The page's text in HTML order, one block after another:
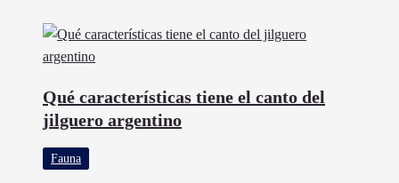
Qué características tiene el canto del
jilguero argentino
Fauna